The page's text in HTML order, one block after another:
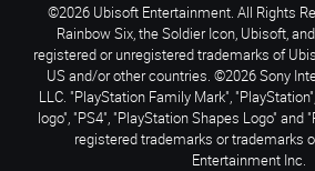
©2026 Ubisoft Entertainment. All Rights
Rainbow Six, the Soldier Icon, Ubisoft,
registered or unregistered trademarks of
US and/or other countries. ©2026 Sony
LLC. "PlayStation Family Mark",
logo", "PS4", "PlayStation Shapes Logo" and
registered trademarks or trademarks
Entertainment Inc.